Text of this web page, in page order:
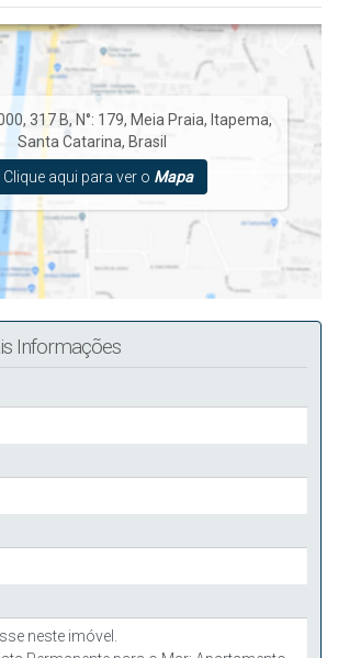
, 317 B, N°: 179, Meia Praia, Itapema,
Santa Catarina, Brasil
Clique aqui para ver o Mapa
Informações